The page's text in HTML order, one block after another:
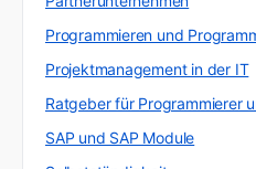
Programmieren und
Projektmanagement in der IT
Ratgeber für Programmierer
SAP und SAP Module